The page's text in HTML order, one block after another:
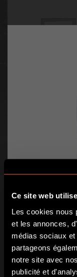
Ce site web
Les cookies nous
et les annonces,
médias sociaux
partageons
notre site avec
publicité et
AJOUTER AU